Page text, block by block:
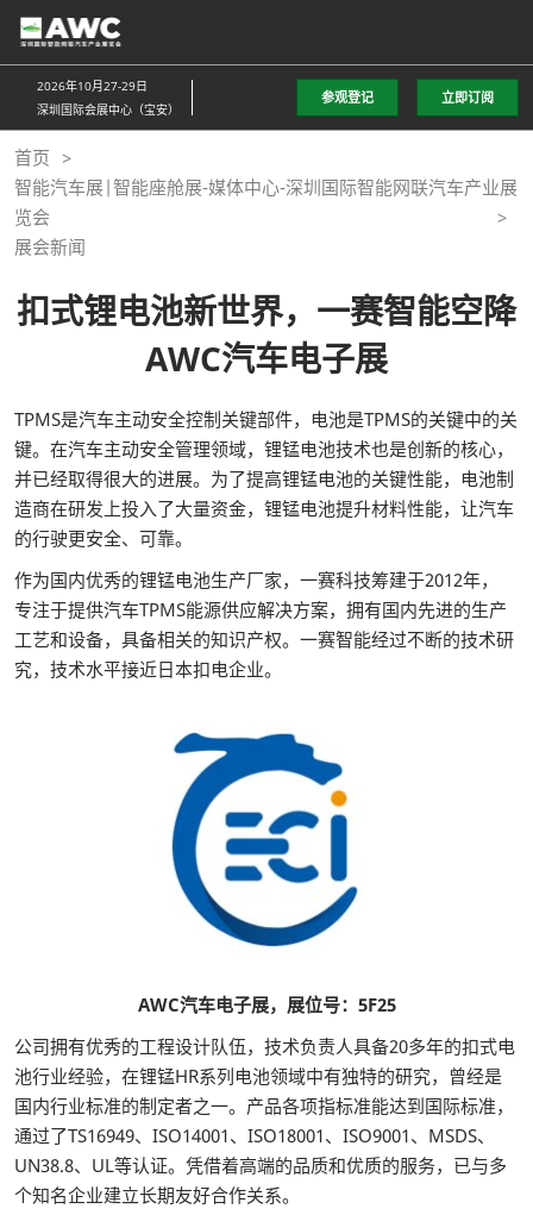
直
接
跳
至
内
容
2026年10月27-29日
深圳国际会展中心（宝安）
参观登记 立即订阅
首页
智能汽车展|智能座舱展-媒体中心-深圳国际智能网联汽车产业展
览会
展会新闻
扣式锂电池新世界，一赛智能空降
AWC汽车电子展
TPMS是汽车主动安全控制关键部件，电池是TPMS的关键中的关
键。在汽车主动安全管理领域，锂锰电池技术也是创新的核心，
并已经取得很大的进展。为了提高锂锰电池的关键性能，电池制
造商在研发上投入了大量资金，锂锰电池提升材料性能，让汽车
的行驶更安全、可靠。
作为国内优秀的锂锰电池生产厂家，一赛科技筹建于2012年，
专注于提供汽车TPMS能源供应解决方案，拥有国内先进的生产
工艺和设备，具备相关的知识产权。一赛智能经过不断的技术研
究，技术水平接近日本扣电企业。
AWC汽车电子展，展位号：5F25
公司拥有优秀的工程设计队伍，技术负责人具备20多年的扣式电
池行业经验，在锂锰HR系列电池领域中有独特的研究，曾经是
国内行业标准的制定者之一。产品各项指标准能达到国际标准，
通过了TS16949、ISO14001、ISO18001、ISO9001、MSDS、
UN38.8、UL等认证。凭借着高端的品质和优质的服务，已与多
个知名企业建立长期友好合作关系。